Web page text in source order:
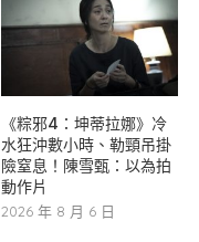
《粽邪4：坤蒂拉娜》冷
水狂沖數小時、勒頸吊掛
險窒息！陳雪甄：以為拍
動作片
2026 年 8 月 6 日